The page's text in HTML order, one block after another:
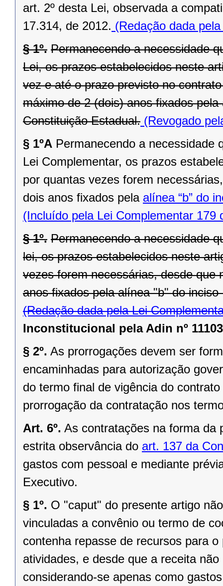
art. 2º desta Lei, observada a
17.314, de 2012. (Redação dada
§ 1º. Permanecendo a necessidade
Lei, os prazos estabelecidos neste
vez e até o prazo previsto no
máximo de 2 (dois) anos fixados
Constituição Estadual. (Revogado
§ 1ºA Permanecendo a necessidade
Lei Complementar, os prazos
por quantas vezes forem
dois anos fixados pela alínea “b” do
(Incluído pela Lei Complementar 179
§ 1º. Permanecendo a necessidade
lei, os prazos estabelecidos neste
vezes forem necessárias, desde que
anos fixados pela alínea "b" do
(Redação dada pela Lei
Inconstitucional pela Adin nº
§ 2º. As prorrogações devem ser
encaminhadas para autorização
do termo final de vigência do
prorrogação da contratação nos
Art. 6º. As contratações na forma da
estrita observância do art. 137 da
gastos com pessoal e mediante
Executivo.
§ 1º. O "caput" do presente artigo
vinculadas a convênio ou termo de
contenha repasse de recursos para
atividades, e desde que a receita
considerando-se apenas como